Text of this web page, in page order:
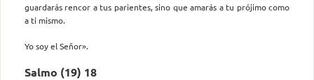
guardarás rencor a tus parientes, sino que amarás a tu prójimo como
a ti mismo.
Yo soy el Señor».
Salmo (19) 18